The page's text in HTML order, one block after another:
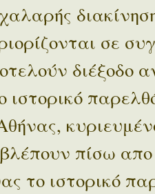
σε
διέξοδο
ιστορικό
πίσω
το ιστορικό